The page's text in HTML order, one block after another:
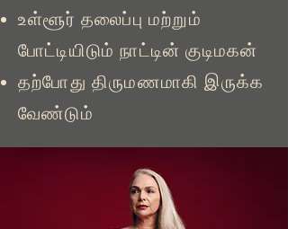
உள்ளூர் தலைப்பு மற்றும்
போட்டியிடும் நாட்டின் குடிமகன்
தற்போது திருமணமாகி இருக்க
வேண்டும்